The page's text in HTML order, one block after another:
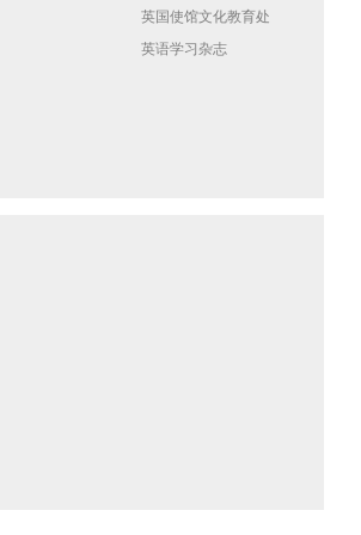
英国使馆文化教育处
英语学习杂志